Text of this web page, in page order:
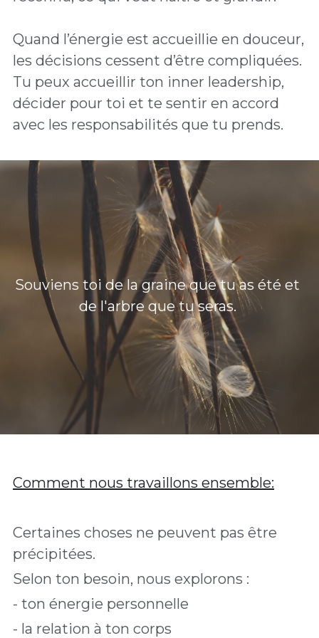
Quand l’énergie est accueillie en douceur,
les décisions cessent d’être compliquées.
Tu peux accueillir ton inner leadership,
décider pour toi et te sentir en accord
avec les responsabilités que tu prends.
Souviens toi de la graine que tu as été et
de l'arbre que tu seras.
Comment nous travaillons ensemble:
Certaines choses ne peuvent pas être
précipitées.
Selon ton besoin, nous explorons :
- ton énergie personnelle
- la relation à ton corps